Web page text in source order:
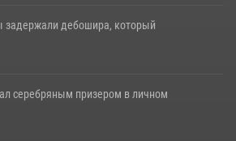
задержали дебошира, который
серебряным призером в личном